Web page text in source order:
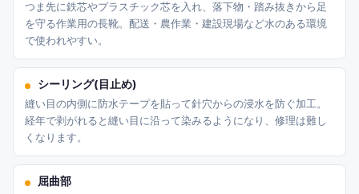
つま先に鉄芯やプラスチック芯を入れ、落下物・踏み抜きから足
を守る作業用の長靴。配送・農作業・建設現場など水のある環境
で使われやすい。
シーリング(目止め)
縫い目の内側に防水テープを貼って針穴からの浸水を防ぐ加工。
経年で剥がれると縫い目に沿って染みるようになり、修理は難し
くなります。
屈曲部